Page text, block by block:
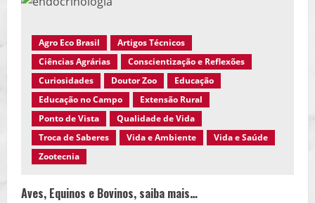
Agro Eco Brasil
Artigos Técnicos
Ciências Agrárias
Conscientização e Reflexões
Curiosidades
Doutor Zoo
Educação
Educação no Campo
Extensão Rural
Ponto de Vista
Qualidade de Vida
Troca de Saberes
Vida e Ambiente
Vida e Saúde
Zootecnia
Aves, Equinos e Bovinos, saiba mais…